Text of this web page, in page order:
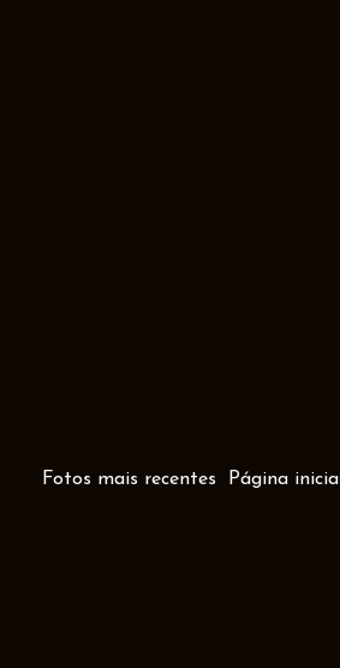
Fotos mais recentes Página inicial